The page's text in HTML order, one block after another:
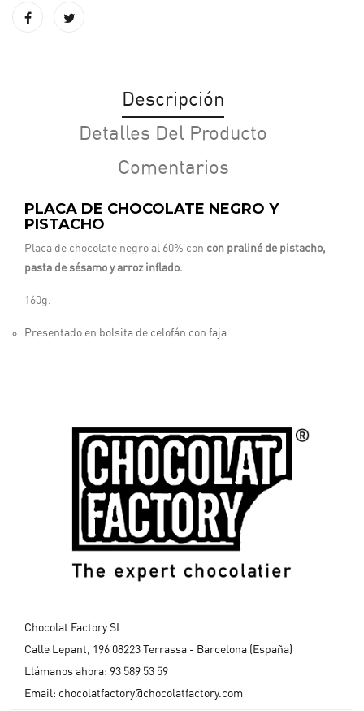
Descripción
Detalles Del Producto
Comentarios
PLACA DE CHOCOLATE NEGRO Y
PISTACHO
Placa de chocolate negro al 60% con con praliné de pistacho,
pasta de sésamo y arroz inflado.
160g.
Presentado en bolsita de celofán con faja.
Chocolat Factory SL
Calle Lepant, 196 08223 Terrassa - Barcelona (España)
Llámanos ahora: 93 589 53 59
Email: chocolatfactory@chocolatfactory.com